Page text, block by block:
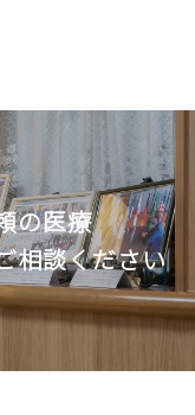
の医療
相談ください